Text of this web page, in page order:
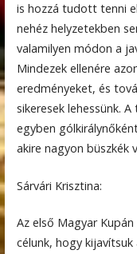
is hozzá tudott tenni
nehéz helyzetekben
valamilyen módon a
Mindezek ellenére
eredményeket, és
sikeresek lehessünk.
egyben
akire nagyon büszkék
Sárvári Krisztina:
Az első Magyar
célunk, hogy